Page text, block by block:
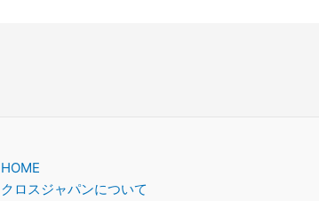
HOME
クロスジャパンについて